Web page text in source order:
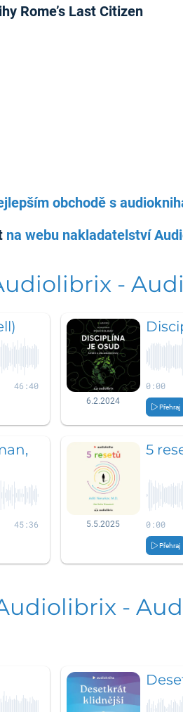
Rome’s Last Citizen
obchodě s
na webu nakladatelství
-
46:40
6.2.2024
0:00
Přehraj
45:36 5.5.2025
5
0:00
Přehraj
-